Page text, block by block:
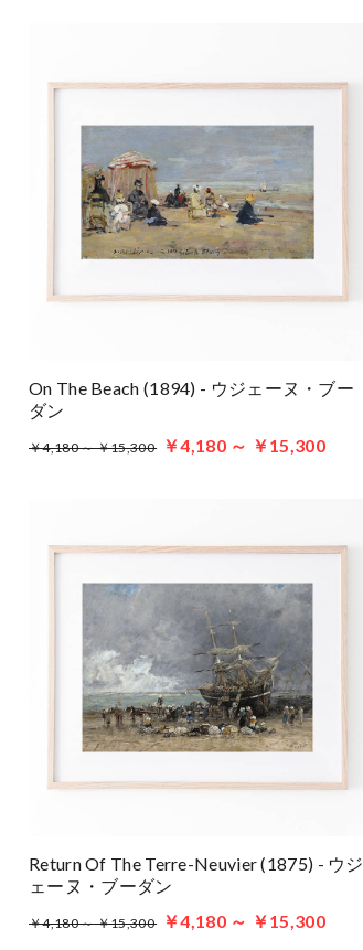
On The Beach (1894) - ウジェーヌ・ブー
ダン
￥4,180 ～ ￥15,300 ￥4,180 ～ ￥15,300
Return Of The Terre-Neuvier (1875) - ウジ
ェーヌ・ブーダン
￥4,180 ～ ￥15,300 ￥4,180 ～ ￥15,300